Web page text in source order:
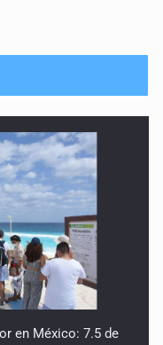
en México: 7.5 de